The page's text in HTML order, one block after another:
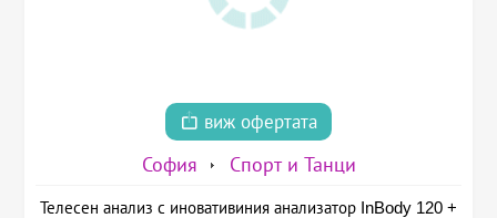
виж офертата
София Спорт и Танци
Телесен анализ с иновативиния анализатор InBody 120 +